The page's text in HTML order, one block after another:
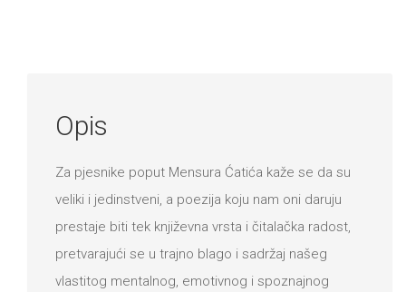
Opis
Za pjesnike poput Mensura Ćatića kaže se da su
veliki i jedinstveni, a poezija koju nam oni daruju
prestaje biti tek književna vrsta i čitalačka radost,
pretvarajući se u trajno blago i sadržaj našeg
vlastitog mentalnog, emotivnog i spoznajnog